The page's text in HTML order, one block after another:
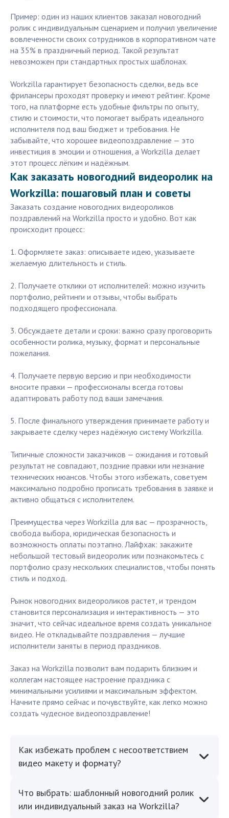
Пример: один из наших клиентов заказал новогодний
ролик с индивидуальным сценарием и получил увеличение
вовлеченности своих сотрудников в корпоративном чате
на 35% в праздничный период. Такой результат
невозможен при стандартных простых шаблонах.
Workzilla гарантирует безопасность сделки, ведь все
фрилансеры проходят проверку и имеют рейтинг. Кроме
того, на платформе есть удобные фильтры по опыту,
стилю и стоимости, что помогает выбрать идеального
исполнителя под ваш бюджет и требования. Не
забывайте, что хорошее видеопоздравление — это
инвестиция в эмоции и отношения, а Workzilla делает
этот процесс лёгким и надёжным.
Как заказать новогодний видеоролик на
Workzilla: пошаговый план и советы
Заказать создание новогодних видеороликов
поздравлений на Workzilla просто и удобно. Вот как
происходит процесс:
1. Оформляете заказ: описываете идею, указываете
желаемую длительность и стиль.
2. Получаете отклики от исполнителей: можно изучить
портфолио, рейтинги и отзывы, чтобы выбрать
подходящего профессионала.
3. Обсуждаете детали и сроки: важно сразу проговорить
особенности ролика, музыку, формат и персональные
пожелания.
4. Получаете первую версию и при необходимости
вносите правки — профессионалы всегда готовы
адаптировать работу под ваши замечания.
5. После финального утверждения принимаете работу и
закрываете сделку через надёжную систему Workzilla.
Типичные сложности заказчиков — ожидания и готовый
результат не совпадают, поздние правки или незнание
технических нюансов. Чтобы этого избежать, советуем
максимально подробно прописать требования в заявке и
активно общаться с исполнителем.
Преимущества через Workzilla для вас — прозрачность,
свобода выбора, юридическая безопасность и
возможность оплаты поэтапно. Лайфхак: закажите
небольшой тестовый видеоролик или познакомьтесь с
портфолио сразу нескольких специалистов, чтобы понять
стиль и подход.
Рынок новогодних видеороликов растет, и трендом
становится персонализация и интерактивность — это
значит, что сейчас идеальное время создать уникальное
видео. Не откладывайте поздравления — лучшие
исполнители заняты в период праздников.
Заказ на Workzilla позволит вам подарить близким и
коллегам настоящее настроение праздника с
минимальными усилиями и максимальным эффектом.
Начните прямо сейчас и почувствуйте, как легко можно
создать чудесное видеопоздравление!
Как избежать проблем с несоответствием
видео макету и формату?
Что выбрать: шаблонный новогодний ролик
или индивидуальный заказ на Workzilla?